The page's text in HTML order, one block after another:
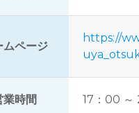
ムページ
https://
業時間 17：00 ～